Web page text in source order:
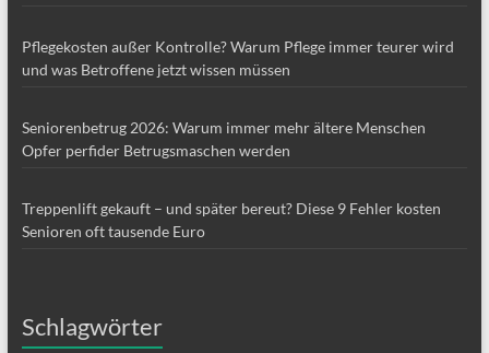
Pflegekosten außer Kontrolle? Warum Pflege immer teurer wird
und was Betroffene jetzt wissen müssen
Seniorenbetrug 2026: Warum immer mehr ältere Menschen
Opfer perfider Betrugsmaschen werden
Treppenlift gekauft – und später bereut? Diese 9 Fehler kosten
Senioren oft tausende Euro
Schlagwörter